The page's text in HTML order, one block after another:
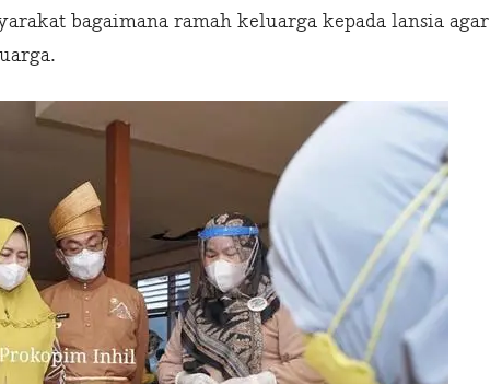
bagaimana ramah keluarga kepada lansia agar